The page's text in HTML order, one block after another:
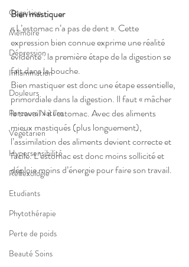
Cognition
Mémoire
Dépression
Inflammation
Douleurs
Parcours Naturo
Végétarien
Hypersensibilité
Réflexologie
Etudiants
Phytothérapie
Perte de poids
Beauté Soins
Bien mastiquer
« L’estomac n’a pas de dent ». Cette
expression bien connue exprime une réalité
évidente : la première étape de la digestion se
fait dans la bouche.
Bien mastiquer est donc une étape essentielle,
primordiale dans la digestion. Il faut « mâcher
le travail » à l’estomac. Avec des aliments
mieux mastiqués (plus longuement),
l’assimilation des aliments devient correcte et
facile. L’estomac est donc moins sollicité et
déploie moins d’énergie pour faire son travail.